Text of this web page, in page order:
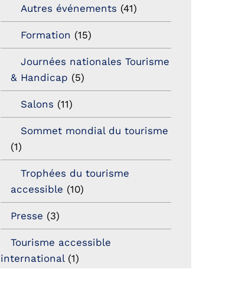
Autres événements (41)
Formation (15)
Journées nationales Tourisme
& Handicap (5)
Salons (11)
Sommet mondial du tourisme
(1)
Trophées du tourisme
accessible (10)
Presse (3)
Tourisme accessible
international(1)